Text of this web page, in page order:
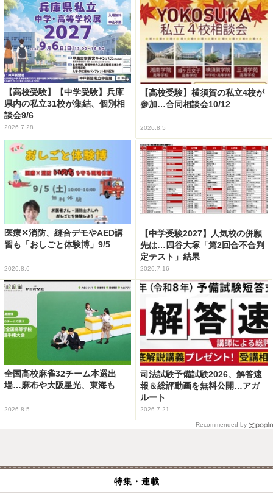
【高校受験】【中学受験】兵庫
県内の私立31校が集結、個別相
談会9/6
2026.7.28
【高校受験】横須賀の私立4校が
参加…合同相談会10/12
2026.8.5
医療✕消防、縫合デモやAED講
習も「おしごと体験博」9/5
2026.8.6
【中学受験2027】人気校の併願
先は…四谷大塚「第2回合不合判
定テスト」結果
2026.7.16
全国高校麻雀32チーム本選出
場…麻布や大阪星光、東海も
2026.8.5
司法試験予備試験2026、解答速
報＆総評動画を無料公開…アガ
ルート
2026.7.21
Recommended by
特集・連載